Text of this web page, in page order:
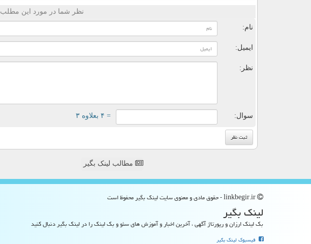
نظر شما در مورد این مطلب
نام:
ایمیل:
نظر:
سوال: = ۴ بعلاوه ۳
مطالب لینک بگیر
لینك بگیر
بک لینک ارزان و رپورتاژ آگهی ، آخرین اخبار و آموزش های سئو و بک لینک را در لینک بگیر دنبال کنید
فیسبوک لینک بگیر